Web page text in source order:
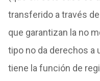
transferido a través
que garantizan la no
tipo no da derechos a
tiene la función de